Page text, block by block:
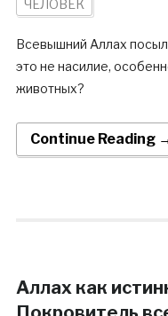
ЧЕЛОВЕК
Всевышний Аллах
это не насилие,
животных?
Continue Reading
Аллах как